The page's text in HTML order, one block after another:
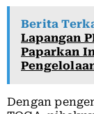
Berita
Lapangan
Paparkan
Dengan